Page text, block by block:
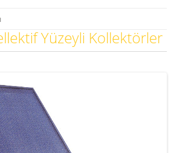
Yüzeyli Kollektörler